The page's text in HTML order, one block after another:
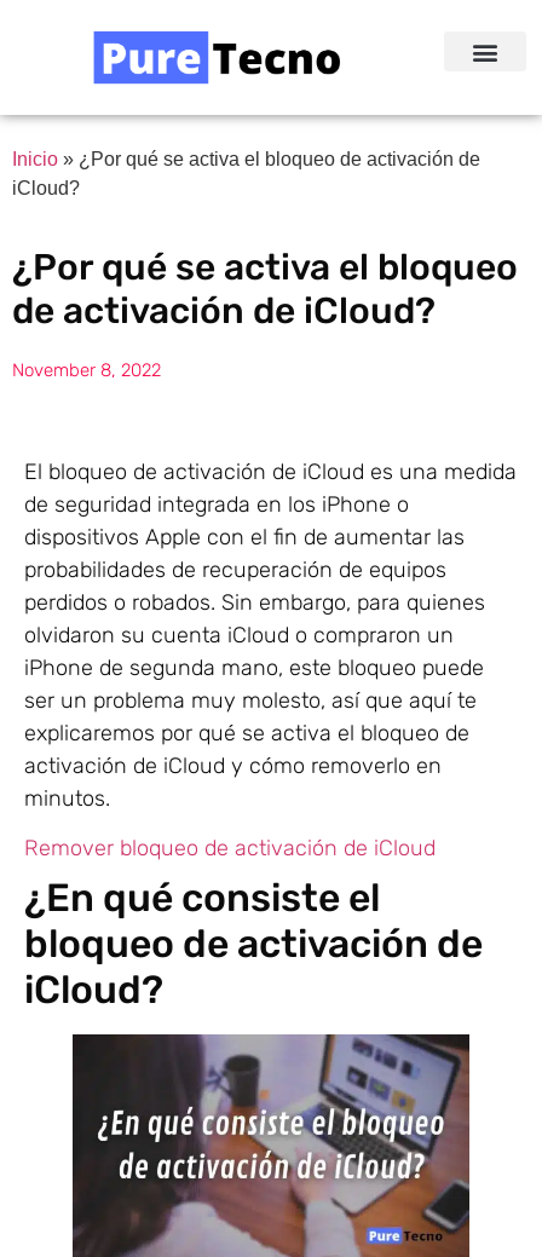
Inicio » ¿Por qué se activa el bloqueo de activación de
iCloud?
¿Por qué se activa el bloqueo
de activación de iCloud?
November 8, 2022
El bloqueo de activación de iCloud es una medida
de seguridad integrada en los iPhone o
dispositivos Apple con el fin de aumentar las
probabilidades de recuperación de equipos
perdidos o robados. Sin embargo, para quienes
olvidaron su cuenta iCloud o compraron un
iPhone de segunda mano, este bloqueo puede
ser un problema muy molesto, así que aquí te
explicaremos por qué se activa el bloqueo de
activación de iCloud y cómo removerlo en
minutos.
Remover bloqueo de activación de iCloud
¿En qué consiste el
bloqueo de activación de
iCloud?